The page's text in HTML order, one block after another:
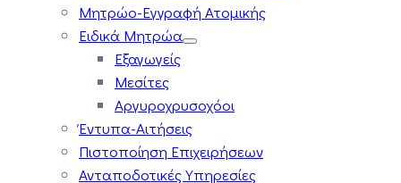
Μητρώο-Εγγραφή Ατομικής
Ειδικά Μητρώα
Εξαγωγείς
Μεσίτες
Αργυροχρυσοχόοι
Έντυπα-Αιτήσεις
Πιστοποίηση Επιχειρήσεων
Ανταποδοτικές Υπηρεσίες